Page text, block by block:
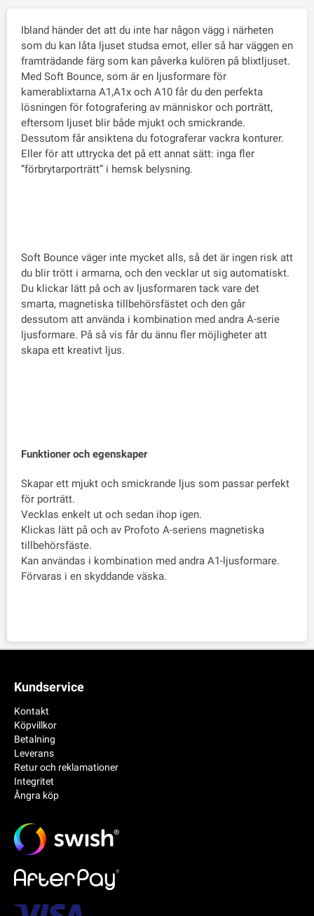
Ibland händer det att du inte har någon vägg i närheten
som du kan låta ljuset studsa emot, eller så har väggen en
framträdande färg som kan påverka kulören på blixtljuset.
Med Soft Bounce, som är en ljusformare för
kamerablixtarna A1,A1x och A10 får du den perfekta
lösningen för fotografering av människor och porträtt,
eftersom ljuset blir både mjukt och smickrande.
Dessutom får ansiktena du fotograferar vackra konturer.
Eller för att uttrycka det på ett annat sätt: inga fler
”förbrytarporträtt” i hemsk belysning.
Soft Bounce väger inte mycket alls, så det är ingen risk att
du blir trött i armarna, och den vecklar ut sig automatiskt.
Du klickar lätt på och av ljusformaren tack vare det
smarta, magnetiska tillbehörsfästet och den går
dessutom att använda i kombination med andra A-serie
ljusformare. På så vis får du ännu fler möjligheter att
skapa ett kreativt ljus.
Funktioner och egenskaper
Skapar ett mjukt och smickrande ljus som passar perfekt
för porträtt.
Vecklas enkelt ut och sedan ihop igen.
Klickas lätt på och av Profoto A-seriens magnetiska
tillbehörsfäste.
Kan användas i kombination med andra A1-ljusformare.
Förvaras i en skyddande väska.
Kundservice
Kontakt
Köpvillkor
Betalning
Leverans
Retur och reklamationer
Integritet
Ångra köp